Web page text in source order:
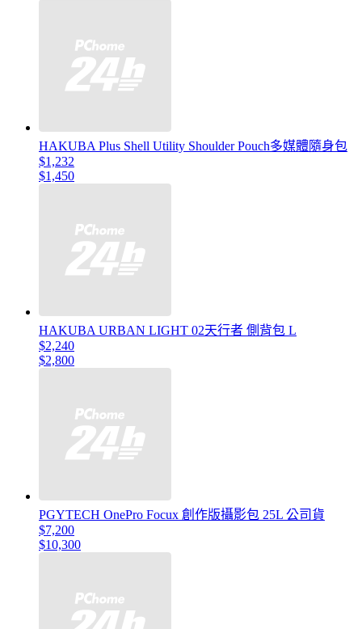
HAKUBA Plus Shell Utility Shoulder Pouch多媒體隨身包
$1,232
$1,450
HAKUBA URBAN LIGHT 02天行者 側背包 L
$2,240
$2,800
PGYTECH OnePro Focux 創作版攝影包 25L 公司貨
$7,200
$10,300